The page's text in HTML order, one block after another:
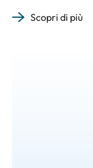
Scopri di più